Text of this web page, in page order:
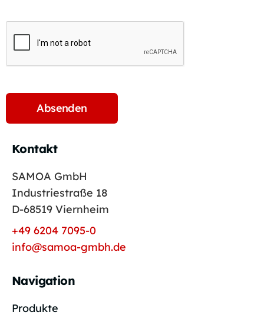
Kontakt
SAMOA GmbH
Industriestraße 18
D-68519 Viernheim
+49 6204 7095-0
info@samoa-gmbh.de
Navigation
Produkte